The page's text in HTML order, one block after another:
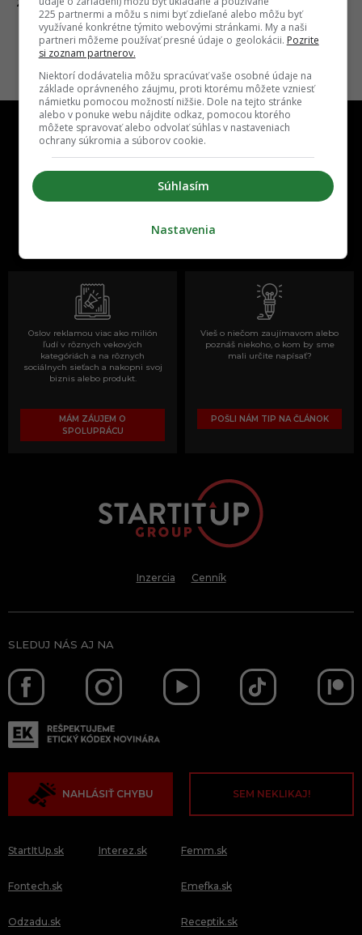
ZÁBAVA
slovenskom internete, next time
Oslov reklamou viac ako milión
ľudí v rôznych vekových
kategóriách a na rôznych
sociálnych sieťach a nakopni svoj
biznis alebo produkt.
MÁM ZÁUJEM O
SPOLUPRÁCU
Vieš o niečom zaujímavom alebo
poznáš niekoho, o kom by sme
mali určite napísať?
POŠLI NÁM TIP NA ČLÁNOK
Inzercia Cenník
SLEDUJ NÁS AJ NA
NAHLÁSIŤ CHYBU SEM NEKLIKAJ!
StartItUp.sk
Fontech.sk
Odzadu.sk
Interez.sk Femm.sk
Emefka.sk
Receptik.sk
225 partnermi a môžu s nimi byť zdieľané alebo môžu byť
využívané konkrétne týmito webovými stránkami. My a naši
partneri môžeme používať presné údaje o geolokácii. Pozrite
si zoznam partnerov.
Niektorí dodávatelia môžu spracúvať vaše osobné údaje na
základe oprávneného záujmu, proti ktorému môžete vzniesť
námietku pomocou možností nižšie. Dole na tejto stránke
alebo v ponuke webu nájdite odkaz, pomocou ktorého
môžete spravovať alebo odvolať súhlas v nastaveniach
ochrany súkromia a súborov cookie.
Súhlasím
Nastavenia